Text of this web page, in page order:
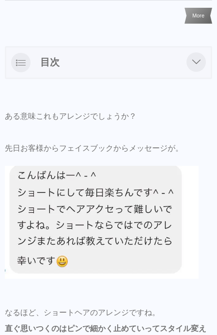
More
目次
ある意味これもアレンジでしょうか？
先日お客様からフェイスブックからメッセージが。
なるほど、ショートヘアのアレンジですね。
直ぐ思いつくのはピンで細かく止めていってスタイル変え